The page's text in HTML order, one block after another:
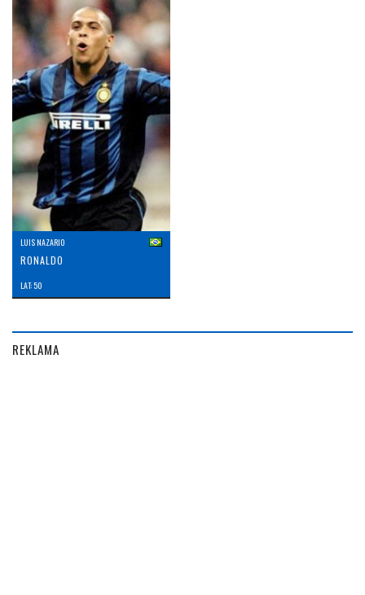
LUIS NAZARIO
RONALDO
LAT: 50
REKLAMA